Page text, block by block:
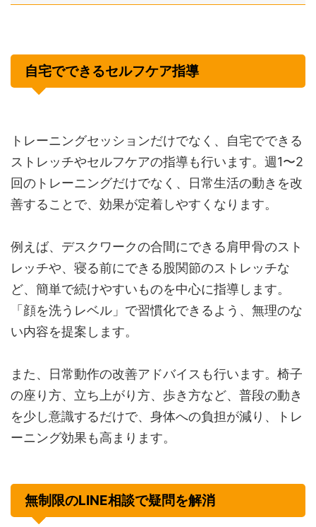
自宅でできるセルフケア指導
トレーニングセッションだけでなく、自宅でできる
ストレッチやセルフケアの指導も行います。週1〜2
回のトレーニングだけでなく、日常生活の動きを改
善することで、効果が定着しやすくなります。
例えば、デスクワークの合間にできる肩甲骨のスト
レッチや、寝る前にできる股関節のストレッチな
ど、簡単で続けやすいものを中心に指導します。
「顔を洗うレベル」で習慣化できるよう、無理のな
い内容を提案します。
また、日常動作の改善アドバイスも行います。椅子
の座り方、立ち上がり方、歩き方など、普段の動き
を少し意識するだけで、身体への負担が減り、トレ
ーニング効果も高まります。
無制限のLINE相談で疑問を解消